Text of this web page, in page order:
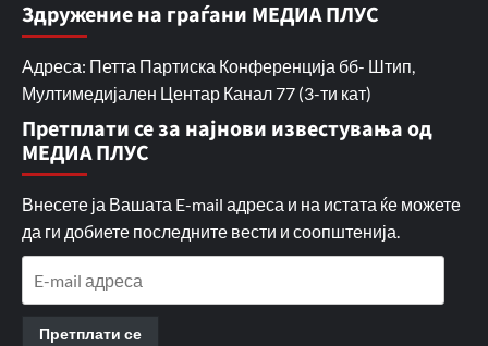
Здружение на граѓани МЕДИА ПЛУС
Адреса: Петта Партиска Конференција бб- Штип,
Мултимедијален Центар Канал 77 (3-ти кат)
Претплати се за најнови известувања од
МЕДИА ПЛУС
Внесете ја Вашата E-mail адреса и на истата ќе можете
да ги добиете последните вести и соопштенија.
Претплати се